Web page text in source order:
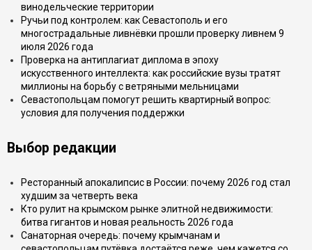
винодельческие территории
Ручьи под контролем: как Севастополь и его
многострадальные ливнёвки прошли проверку ливнем 9
июля 2026 года
Проверка на антиплагиат диплома в эпоху
искусственного интеллекта: как российские вузы тратят
миллионы на борьбу с ветряными мельницами
Севастопольцам помогут решить квартирный вопрос:
условия для получения поддержки
Выбор редакции
Ресторанный апокалипсис в России: почему 2026 год стал
худшим за четверть века
Кто рулит на крымском рынке элитной недвижимости:
битва гигантов и новая реальность 2026 года
Санаторная очередь: почему крымчанам и